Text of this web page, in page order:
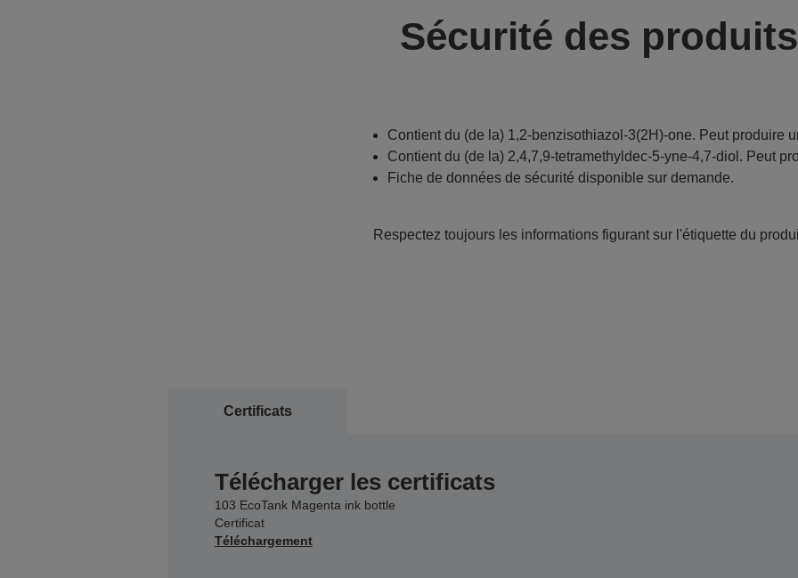
Sécurité des produits
Contient du (de la) 1,2-benzisothiazol-3(2H)-one. Peut produire
Contient du (de la) 2,4,7,9-tetramethyldec-5-yne-4,7-diol. Peut
Fiche de données de sécurité disponible sur demande.
Respectez toujours les informations figurant sur l'étiquette du
Certificats
Télécharger les certificats
103 EcoTank Magenta ink bottle
Certificat
Téléchargement